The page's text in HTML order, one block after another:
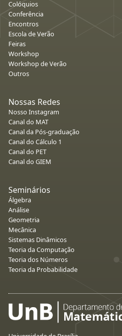
Colóquios
Conferência
Encontros
Escola de Verão
Feiras
Workshop
Workshop de Verão
Outros
Nossas Redes
Nosso Instagram
Canal do MAT
Canal da Pós-graduação
Canal do Cálculo 1
Canal do PET
Canal do GIEM
Seminários
Álgebra
Análise
Geometria
Mecânica
Sistemas Dinâmicos
Teoria da Computação
Teoria dos Números
Teoria da Probabilidade